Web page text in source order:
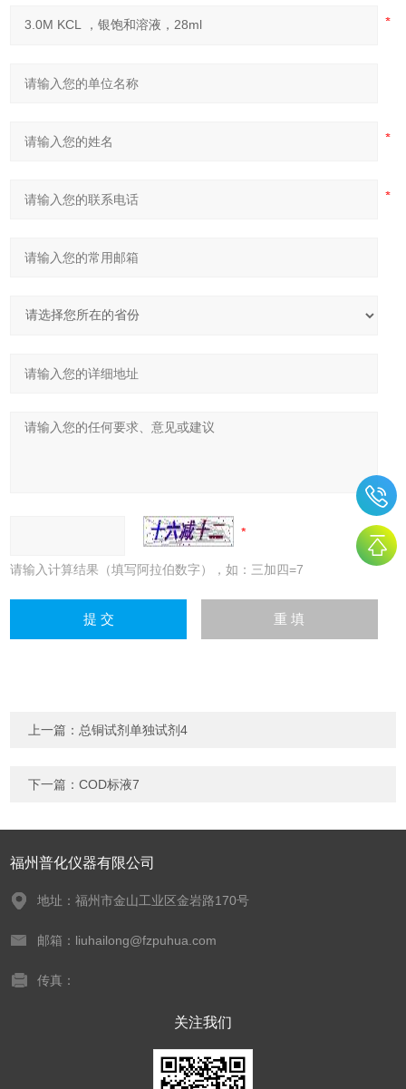
请输入计算结果（填写阿拉伯数字），如：三加四=7
上一篇： 总铜试剂单独试剂4
下一篇：COD标液7
福州普化仪器有限公司
地址：福州市金山工业区金岩路170号
邮箱：liuhailong@fzpuhua.com
传真：
关注我们